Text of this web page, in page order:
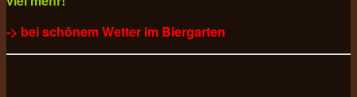
-> bei schönem Wetter im Biergarten